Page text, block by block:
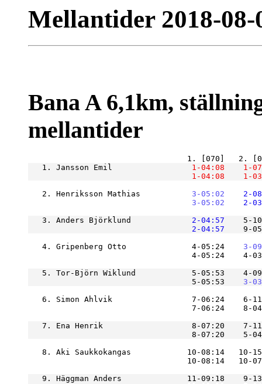
Mellantider 2018-08-
Bana A 6,1km,
mellantider
   1. Jansson Emil
    1-04:08
1-
    1-04:08
1-
   2. Henriksson Mathias
    3-05:02
2-
    3-05:02
2-
   3. Anders Björklund
    2-04:57
5-
    2-04:57
9-
   4. Gripenberg Otto              4-05:24
3-
4-05:24    4-
5. Tor-Björn Wiklund            5-05:53    4-
                                   5-05:53
3-
6. Simon Ahlvik                 7-06:24    6-
7-06:24    8-
7. Ena Henrik                   8-07:20    7-
8-07:20    5-
8. Aki Saukkokangas            10-08:14   10-
9. Häggman Anders              11-09:18    9-